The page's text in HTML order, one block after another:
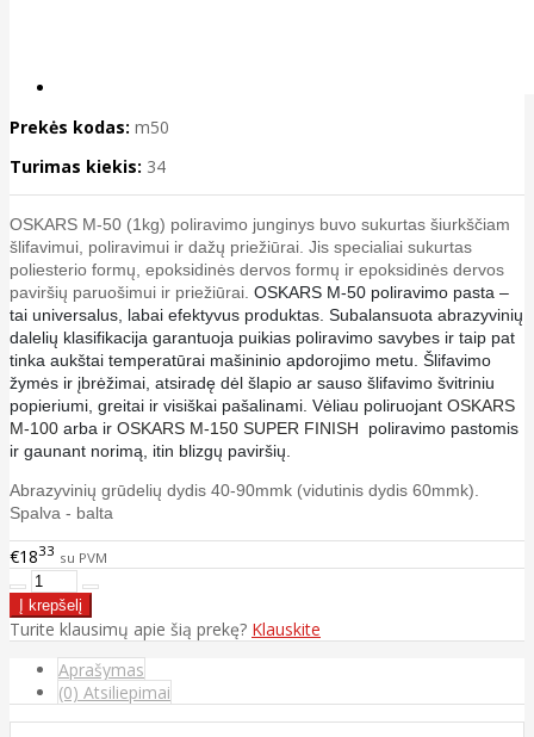
Prekės kodas: m50
Turimas kiekis: 34
OSKARS M-50 (1kg) poliravimo junginys buvo sukurtas šiurkščiam
šlifavimui, poliravimui ir dažų priežiūrai. Jis specialiai sukurtas
poliesterio formų, epoksidinės dervos formų ir epoksidinės dervos
paviršių paruošimui ir priežiūrai. OSKARS M-50 poliravimo pasta –
tai universalus, labai efektyvus produktas. Subalansuota abrazyvinių
dalelių klasifikacija garantuoja puikias poliravimo savybes ir taip pat
tinka aukštai temperatūrai mašininio apdorojimo metu. Šlifavimo
žymės ir įbrėžimai, atsiradę dėl šlapio ar sauso šlifavimo švitriniu
popieriumi, greitai ir visiškai pašalinami. Vėliau poliruojant OSKARS
M-100 arba ir OSKARS M-150 SUPER FINISH
poliravimo pastomis
ir gaunant norimą, itin blizgų paviršių.
Abrazyvinių grūdelių dydis 40-90mmk (vidutinis dydis 60mmk).
Spalva - balta
€1833 su PVM
Turite klausimų apie šią prekę? Klauskite
Aprašymas
(0) Atsiliepimai